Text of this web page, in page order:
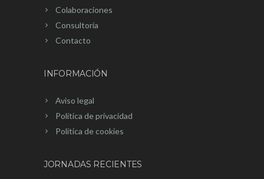
Colaboraciones
Consultoría
Contacto
INFORMACIÓN
Aviso legal
Política de privacidad
Política de cookies
JORNADAS RECIENTES